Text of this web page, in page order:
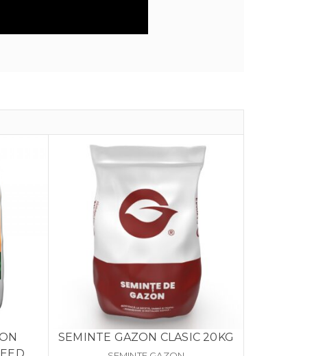
SEMINTE GAZON CLASIC 20KG